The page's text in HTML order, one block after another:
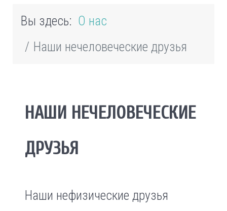
Вы здесь: О нас
Наши нечеловеческие друзья
НАШИ НЕЧЕЛОВЕЧЕСКИЕ
ДРУЗЬЯ
Наши нефизические друзья